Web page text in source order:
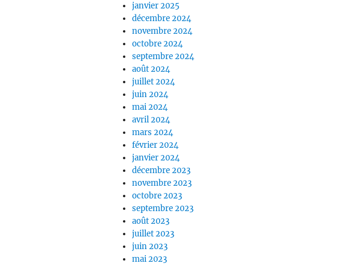
janvier 2025
décembre 2024
novembre 2024
octobre 2024
septembre 2024
août 2024
juillet 2024
juin 2024
mai 2024
avril 2024
mars 2024
février 2024
janvier 2024
décembre 2023
novembre 2023
octobre 2023
septembre 2023
août 2023
juillet 2023
juin 2023
mai 2023